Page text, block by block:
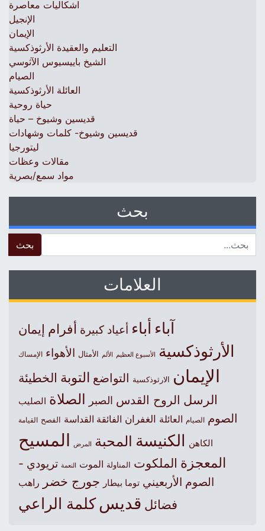
اشكاليات معاصرة
الإنجيل
الإيمان
التعليم والعقيدة الأرثوذكسية
الشيخ باييسيوس الآثوسي
الصيام
العائلة الأرثوذكسية
حياة روحية
قديسين وشيوخ – حياة
قديسين وشيوخ- كلمات وشهادات
ليتورجيا
مقالات وعظات
مواد سمع/بصرية
بحث
العلامات
آباءأباء أعياد كبيرة أفرام إيمان
الأرثوذكسية الأسبوع العظيم الألم الأمثال الأهواء الإمساك
الإيمان الارثوذكسية التواضع التوبة الخطيئة
الرسل الروح القدس الصبر الصلاة الصليب
الصوم الصيام العائلة الغفران الفائقة القداسة الفصح القيامة
الكاهن الكنيسةالمحبة المرض المسيح
المعجزة الملكوت المناولة الموت النعمة تريودي -
الصوم الأربعيني توما بيطار جورج خضر راهب
فضائل قديس كلمة الراعي